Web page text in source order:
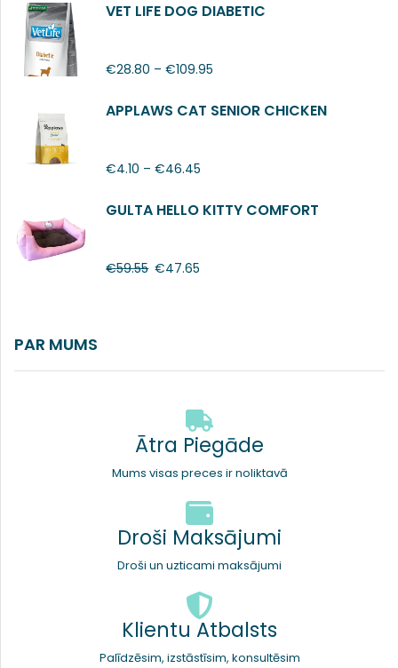
VET LIFE DOG DIABETIC
€28.80 – €109.95
APPLAWS CAT SENIOR CHICKEN
€4.10 – €46.45
GULTA HELLO KITTY COMFORT
€59.55 €47.65
PAR MUMS
Ātra Piegāde
Mums visas preces ir noliktavā
Droši Maksājumi
Droši un uzticami maksājumi
Klientu Atbalsts
Palīdzēsim, izstāstīsim, konsultēsim